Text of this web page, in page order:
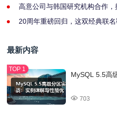
高意公司与韩国研究机构合作
20周年重磅回归，这双经典联
最新内容
MySQL 5.5高
703